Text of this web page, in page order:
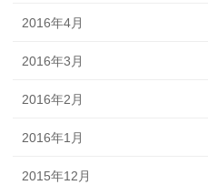
2016年4月
2016年3月
2016年2月
2016年1月
2015年12月